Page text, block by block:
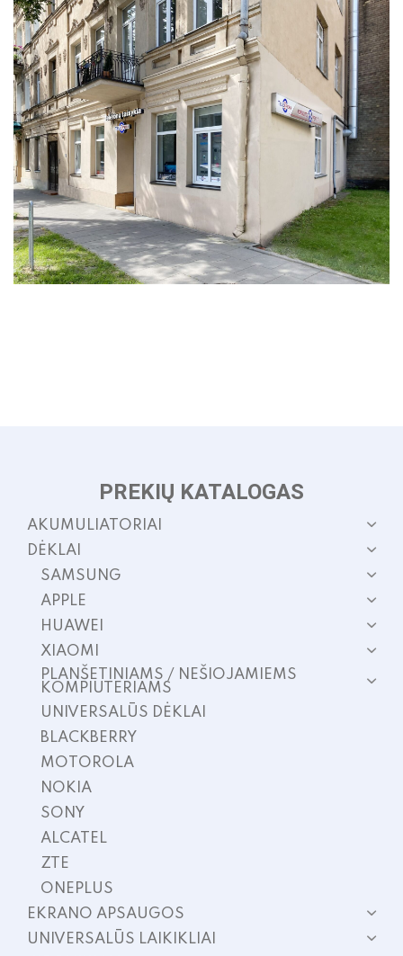
PREKIŲ KATALOGAS
AKUMULIATORIAI
DĖKLAI
SAMSUNG
APPLE
HUAWEI
XIAOMI
PLANŠETINIAMS / NEŠIOJAMIEMS
KOMPIUTERIAMS
UNIVERSALŪS DĖKLAI
BLACKBERRY
MOTOROLA
NOKIA
SONY
ALCATEL
ZTE
ONEPLUS
EKRANO APSAUGOS
UNIVERSALŪS LAIKIKLIAI